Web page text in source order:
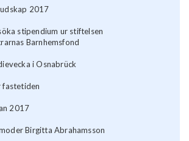
2017
stipendium ur stiftelsen
Barnhemsfond
i Osnabrück
fastetiden
2017
Birgitta Abrahamsson